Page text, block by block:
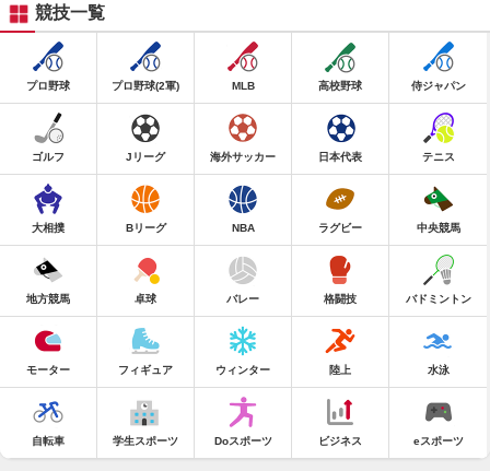
競技一覧
プロ野球 プロ野球(2軍) MLB 高校野球 侍ジャパン
ゴルフ Jリーグ 海外サッカー 日本代表 テニス
大相撲 Bリーグ NBA ラグビー 中央競馬
地方競馬 卓球 バレー 格闘技 バドミントン
モーター フィギュア ウィンター 陸上 水泳
自転車 学生スポーツ Doスポーツ ビジネス eスポーツ